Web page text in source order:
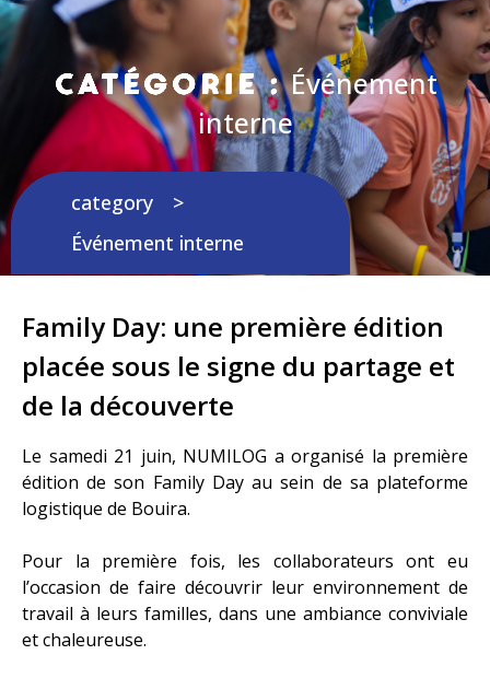
Catégorie :Événement
interne
category
Événement interne
Family Day: une première édition
placée sous le signe du partage et
de la découverte
Le samedi 21 juin, NUMILOG a organisé la première
édition de son Family Day au sein de sa plateforme
logistique de Bouira.
Pour la première fois, les collaborateurs ont eu
l’occasion de faire découvrir leur environnement de
travail à leurs familles, dans une ambiance conviviale
et chaleureuse.